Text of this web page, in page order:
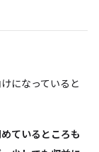
になっていると
ているところも